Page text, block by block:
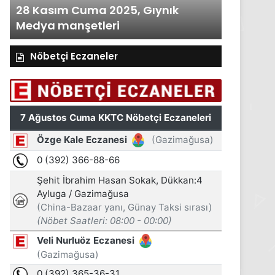
28 Kasım Cuma 2025, Gıynık
Medya manşetleri
Nöbetçi Eczaneler